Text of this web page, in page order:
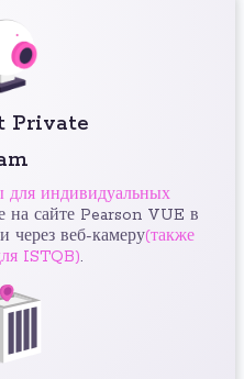
Private
для индивидуальных
на сайте Pearson VUE в
через веб-камеру(также
ISTQB).